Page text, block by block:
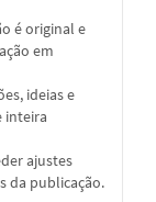
é original e
em
ideias e
inteira
ajustes
da publicação.